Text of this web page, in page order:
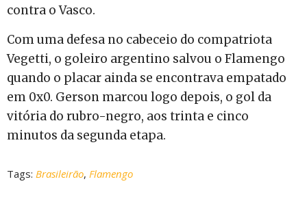
contra o Vasco.
Com uma defesa no cabeceio do compatriota
Vegetti, o goleiro argentino salvou o Flamengo
quando o placar ainda se encontrava empatado
em 0x0. Gerson marcou logo depois, o gol da
vitória do rubro-negro, aos trinta e cinco
minutos da segunda etapa.
Tags: Brasileirão, Flamengo